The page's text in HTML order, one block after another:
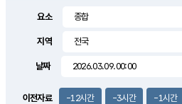
1.5m/s
요소
지역
날짜
이전자료 -12시간 -3시간 -1시간